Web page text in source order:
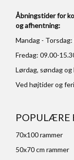
Åbningstider for
og afhentning:
Mandag -
Fredag: 09.00-
Lørdag, søndag
Ved højtider og
POPULÆRE
70x100 rammer
50x70 cm rammer